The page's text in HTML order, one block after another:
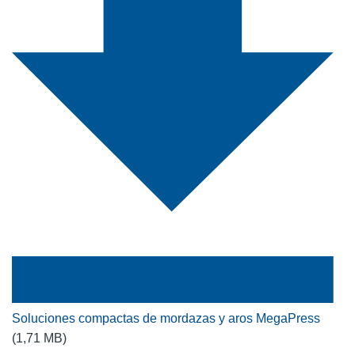
Soluciones compactas de mordazas y aros MegaPress
(1,71 MB)